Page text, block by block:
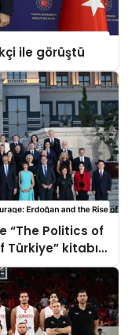
ile görüştü
“The Politics of
kitabını